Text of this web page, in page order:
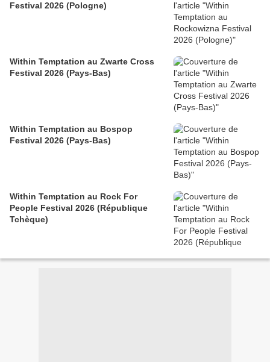
Festival 2026 (Pologne)
Within Temptation au Zwarte Cross
Festival 2026 (Pays-Bas)
Within Temptation au Bospop
Festival 2026 (Pays-Bas)
Within Temptation au Rock For
People Festival 2026 (République
Tchèque)